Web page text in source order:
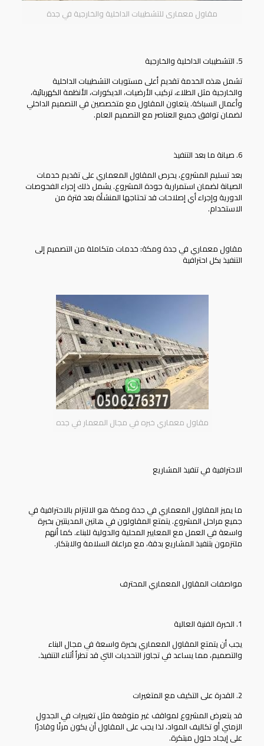
مقاول معمارى للتشطيبات الداخلية والخارجية في جدة
5. التشطيبات الداخلية والخارجية
تشمل هذه الخدمة تقديم أعلى مستويات التشطيبات الداخلية
والخارجية مثل الطلاء، تركيب الأرضيات، الديكورات، الأنظمة الكهربائية،
وأعمال السباكة. يتعاون المقاول مع متخصصين في التصميم الداخلي
لضمان توافق جميع العناصر مع التصميم العام.
6. صيانة ما بعد التنفيذ
بعد تسليم المشروع، يحرص المقاول المعماريعلى تقديم خدمات
الصيانة لضمان استمرارية جودة المشروع. يشمل ذلك إجراء الفحوصات
الدورية وإجراء أي إصلاحات قد تحتاجها المنشأة بعد فترة من
الاستخدام.
مقاول معماري في جدة ومكة: خدمات متكاملة من التصميم إلى
التنفيذ بكل احترافية
مقاول معماري خبره في مجال المعمار في جده
الاحترافية في تنفيذ المشاريع
ما يميز المقاول المعماري في جدة ومكة هو الالتزام بالاحترافية في
جميع مراحل المشروع. يتمتع المقاولون في هاتين المدينتين بخبرة
واسعة في العمل مع المعايير المحلية والدولية للبناء. كما أنهم
ملتزمون بتنفيذ المشاريع بدقة، مع مراعاة السلامة والابتكار.
مواصفات المقاول المعماري المحترف
1. الخبرة الفنية العالية
يجب أن يتمتع المقاول المعماري بخبرة واسعة في مجال البناء
والتصميم، مما يساعد في تجاوز التحديات التي قد تطرأ أثناء التنفيذ.
2. القدرة على التكيف مع المتغيرات
قد يتعرض المشروع لمواقف غير متوقعة مثل تغييرات في الجدول
الزمني أو تكاليف المواد، لذا يجب على المقاول أن يكون مرنًا وقادرًا
على إيجاد حلول مبتكرة.